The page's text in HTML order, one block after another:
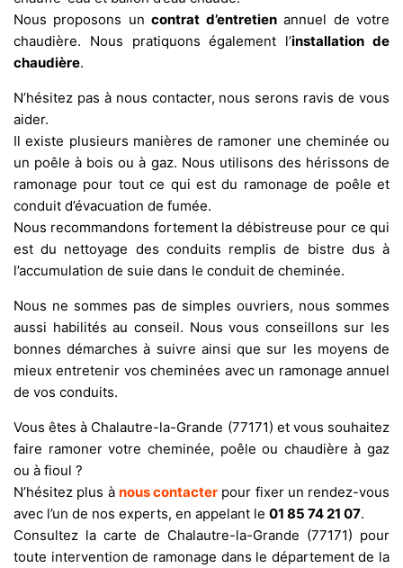
Nous proposons uncontrat d’entretienannuel de votre
chaudière. Nous pratiquons également l’installation de
chaudière.
N’hésitez pas à nous contacter, nous serons ravis de vous
aider.
Il existe plusieurs manières de ramoner une cheminée ou
un poêle à bois ou à gaz. Nous utilisons des hérissons de
ramonage pour tout ce qui est du ramonage de poêle et
conduit d’évacuation de fumée.
Nous recommandons fortement la débistreuse pour ce qui
est du nettoyage des conduits remplis de bistre dus à
l’accumulation de suie dans le conduit de cheminée.
Nous ne sommes pas de simples ouvriers, nous sommes
aussi habilités au conseil. Nous vous conseillons sur les
bonnes démarches à suivre ainsi que sur les moyens de
mieux entretenir vos cheminées avec un ramonage annuel
de vos conduits.
Vous êtes à Chalautre-la-Grande (77171) et vous souhaitez
faire ramoner votre cheminée, poêle ou chaudière à gaz
ou à fioul ?
N’hésitez plus à nous contacter pour fixer un rendez-vous
avec l’un de nos experts, en appelant le 01 85 74 21 07.
Consultez la carte de Chalautre-la-Grande (77171) pour
toute intervention de ramonage dans le département de la